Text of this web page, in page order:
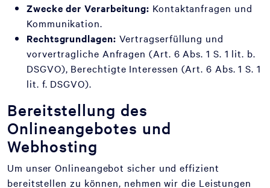
Zwecke der Verarbeitung: Kontaktanfragen und
Kommunikation.
Rechtsgrundlagen: Vertragserfüllung und
vorvertragliche Anfragen (Art. 6 Abs. 1 S. 1 lit. b.
DSGVO), Berechtigte Interessen (Art. 6 Abs. 1 S. 1
lit. f. DSGVO).
Bereitstellung des
Onlineangebotes und
Webhosting
Um unser Onlineangebot sicher und effizient
bereitstellen zu können, nehmen wir die Leistungen